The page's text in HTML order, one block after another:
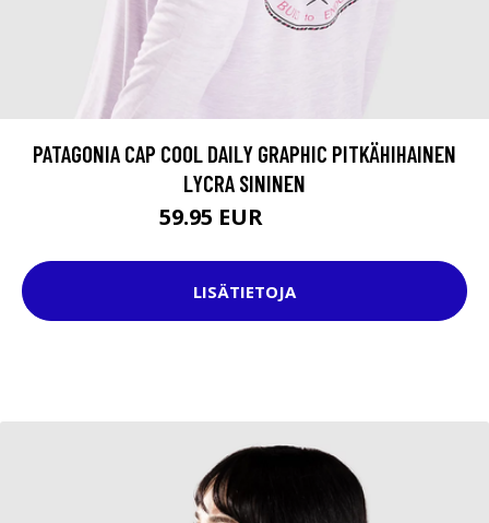
PATAGONIA CAP COOL DAILY GRAPHIC PITKÄHIHAINEN
LYCRA SININEN
59.95 EUR
LISÄTIETOJA